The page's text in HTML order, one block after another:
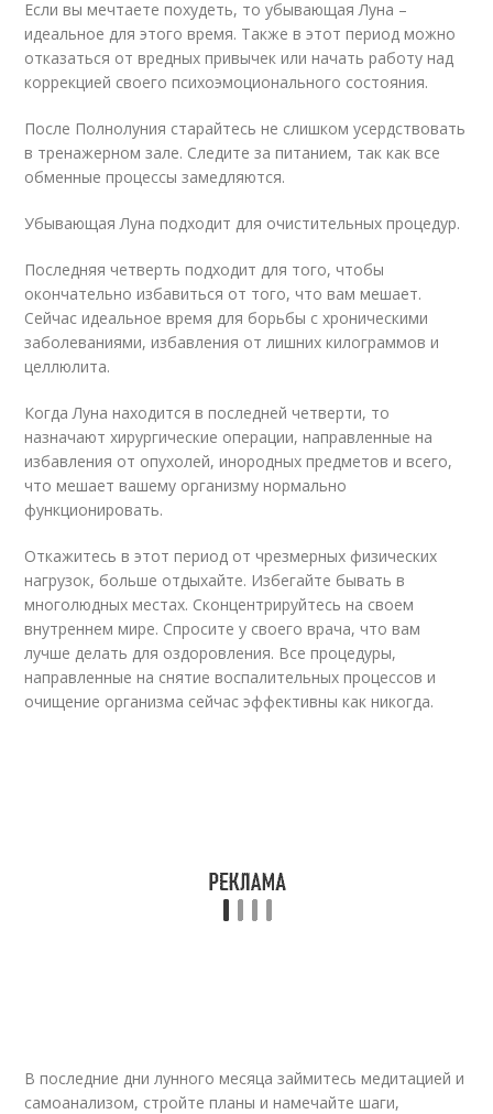
Если вы мечтаете похудеть, то убывающая Луна –
идеальное для этого время. Также в этот период можно
отказаться от вредных привычек или начать работу над
коррекцией своего психоэмоционального состояния.
После Полнолуния старайтесь не слишком усердствовать
в тренажерном зале. Следите за питанием, так как все
обменные процессы замедляются.
Убывающая Луна подходит для очистительных процедур.
Последняя четверть подходит для того, чтобы
окончательно избавиться от того, что вам мешает.
Сейчас идеальное время для борьбы с хроническими
заболеваниями, избавления от лишних килограммов и
целлюлита.
Когда Луна находится в последней четверти, то
назначают хирургические операции, направленные на
избавления от опухолей, инородных предметов и всего,
что мешает вашему организму нормально
функционировать.
Откажитесь в этот период от чрезмерных физических
нагрузок, больше отдыхайте. Избегайте бывать в
многолюдных местах. Сконцентрируйтесь на своем
внутреннем мире. Спросите у своего врача, что вам
лучше делать для оздоровления. Все процедуры,
направленные на снятие воспалительных процессов и
очищение организма сейчас эффективны как никогда.
В последние дни лунного месяца займитесь медитацией и
самоанализом, стройте планы и намечайте шаги,